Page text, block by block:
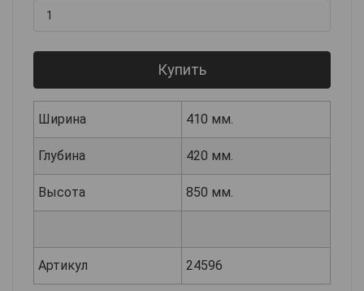
Купить
Ширина 410 мм.
Глубина 420 мм.
Высота 850 мм.
Артикул 24596